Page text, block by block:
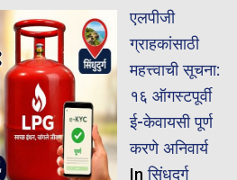
एलपीजी
ग्राहकांसाठी
महत्त्वाची सूचना:
१६ ऑगस्टपूर्वी
ई-केवायसी पूर्ण
करणे अनिवार्य
Inसिंधुदुर्ग